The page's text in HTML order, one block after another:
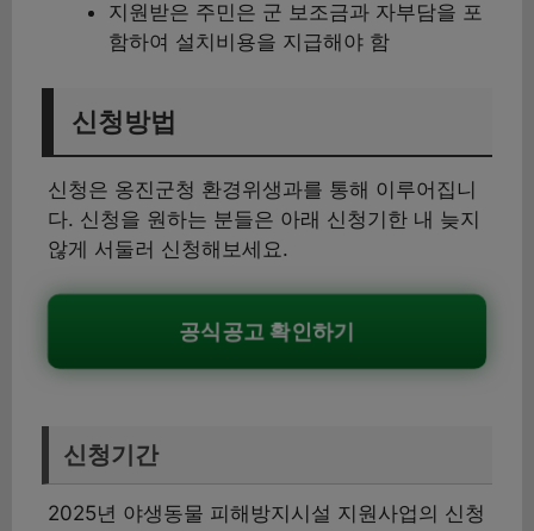
지원받은 주민은 군 보조금과 자부담을 포
함하여 설치비용을 지급해야 함
신청방법
신청은 옹진군청 환경위생과를 통해 이루어집니
다. 신청을 원하는 분들은 아래 신청기한 내 늦지
않게 서둘러 신청해보세요.
공식공고 확인하기
신청기간
2025년 야생동물 피해방지시설 지원사업의 신청